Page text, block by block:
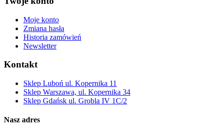
Moje konto
Zmiana hasła
Historia zamówień
Newsletter
Kontakt
Sklep Luboń ul. Kopernika 11
Sklep Warszawa, ul. Kopernika 34
Sklep Gdańsk ul. Grobla IV 1C/2
Nasz adres